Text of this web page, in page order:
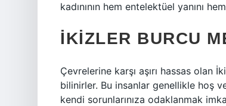
kadınının hem entelektüel yanını
İKIZLER BURCU
Çevrelerine karşı aşırı hassas olan
bilinirler. Bu insanlar genellikle hoş
kendi sorunlarınıza odaklanmak